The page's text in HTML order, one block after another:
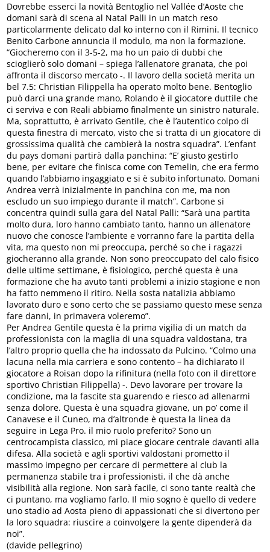
Dovrebbe esserci la novità Bentoglio nel Vallée d’Aoste che
domani sarà di scena al Natal Palli in un match reso
particolarmente delicato dal ko interno con il Rimini. Il tecnico
Benito Carbone annuncia il modulo, ma non la formazione.
“Giocheremo con il 3-5-2, ma ho un paio di dubbi che
scioglierò solo domani – spiega l’allenatore granata, che poi
affronta il discorso mercato -. Il lavoro della società merita un
bel 7.5: Christian Filippella ha operato molto bene. Bentoglio
può darci una grande mano, Rolando è il giocatore duttile che
ci serviva e con Reali abbiamo finalmente un sinistro naturale.
Ma, soprattutto, è arrivato Gentile, che è l’autentico colpo di
questa finestra di mercato, visto che si tratta di un giocatore di
grossissima qualità che cambierà la nostra squadra”. L’enfant
du pays domani partirà dalla panchina: “E’ giusto gestirlo
bene, per evitare che finisca come con Temelin, che era fermo
quando l’abbiamo ingaggiato e si è subito infortunato. Domani
Andrea verrà inizialmente in panchina con me, ma non
escludo un suo impiego durante il match”. Carbone si
concentra quindi sulla gara del Natal Palli: “Sarà una partita
molto dura, loro hanno cambiato tanto, hanno un allenatore
nuovo che conosce l’ambiente e vorranno fare la partita della
vita, ma questo non mi preoccupa, perché so che i ragazzi
giocheranno alla grande. Non sono preoccupato del calo fisico
delle ultime settimane, è fisiologico, perché questa è una
formazione che ha avuto tanti problemi a inizio stagione e non
ha fatto nemmeno il ritiro. Nella sosta natalizia abbiamo
lavorato duro e sono certo che se passiamo questo mese senza
fare danni, in primavera voleremo”.
Per Andrea Gentile questa è la prima vigilia di un match da
professionista con la maglia di una squadra valdostana, tra
l’altro proprio quella che ha indossato da Pulcino. “Colmo una
lacuna nella mia carriera e sono contento – ha dichiarato il
giocatore a Roisan dopo la rifinitura (nella foto con il direttore
sportivo Christian Filippella) -. Devo lavorare per trovare la
condizione, ma la fascite sta guarendo e riesco ad allenarmi
senza dolore. Questa è una squadra giovane, un po’ come il
Canavese e il Cuneo, ma d’altronde è questa la linea da
seguire in Lega Pro. il mio ruolo preferito? Sono un
centrocampista classico, mi piace giocare centrale davanti alla
difesa. Alla società e agli sportivi valdostani prometto il
massimo impegno per cercare di permettere al club la
permanenza stabile tra i professionisti, il che dà anche
visibilità alla regione. Non sarà facile, ci sono tante realtà che
ci puntano, ma vogliamo farlo. Il mio sogno è quello di vedere
uno stadio ad Aosta pieno di appassionati che si divertono per
la loro squadra: riuscire a coinvolgere la gente dipenderà da
noi”.
(davide pellegrino)